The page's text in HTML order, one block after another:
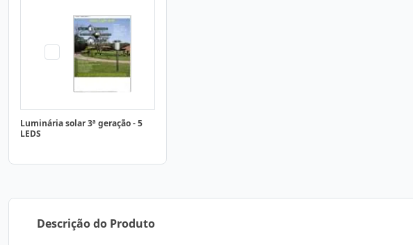
Luminária solar 3ª geração - 5
LEDS
Descrição do Produto